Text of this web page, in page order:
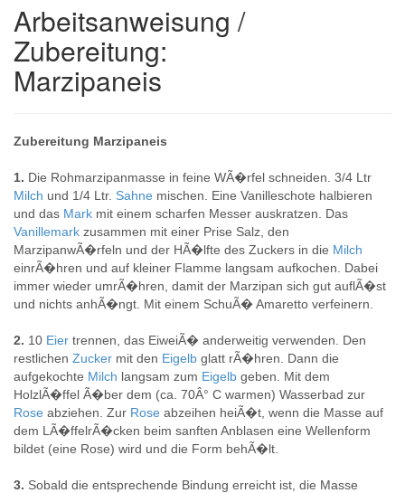
Arbeitsanweisung /
Zubereitung:
Marzipaneis
Zubereitung Marzipaneis
1. Die Rohmarzipanmasse in feine WÃ�rfel schneiden. 3/4 Ltr
Milch und 1/4 Ltr. Sahne mischen. Eine Vanilleschote halbieren
und das Mark mit einem scharfen Messer auskratzen. Das
Vanillemark zusammen mit einer Prise Salz, den
MarzipanwÃ�rfeln und der HÃ�lfte des Zuckers in die Milch
einrÃ�hren und auf kleiner Flamme langsam aufkochen. Dabei
immer wieder umrÃ�hren, damit der Marzipan sich gut auflÃ�st
und nichts anhÃ�ngt. Mit einem SchuÃ� Amaretto verfeinern.
2. 10 Eier trennen, das EiweiÃ� anderweitig verwenden. Den
restlichen Zucker mit den Eigelb glatt rÃ�hren. Dann die
aufgekochte Milch langsam zum Eigelb geben. Mit dem
HolzlÃ�ffel Ã�ber dem (ca. 70Â° C warmen) Wasserbad zur
Rose abziehen. Zur Rose abzeihen heiÃ�t, wenn die Masse auf
dem LÃ�ffelrÃ�cken beim sanften Anblasen eine Wellenform
bildet (eine Rose) wird und die Form behÃ�lt.
3. Sobald die entsprechende Bindung erreicht ist, die Masse